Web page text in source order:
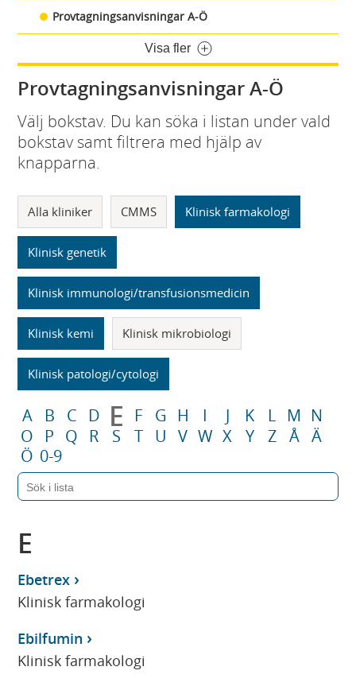
Provtagningsanvisningar A-Ö
Visa fler
Provtagningsanvisningar A-Ö
Välj bokstav. Du kan söka i listan under vald
bokstav samt filtrera med hjälp av
knapparna.
Alla kliniker CMMS Klinisk farmakologi
Klinisk genetik
Klinisk immunologi/transfusionsmedicin
Klinisk kemi Klinisk mikrobiologi
Klinisk patologi/cytologi
A B C D E F G H I J K L M N
O
P Q R S T U V W X Y Z Å Ä
Ö 0-9
E
Ebetrex
Klinisk farmakologi
Ebilfumin
Klinisk farmakologi